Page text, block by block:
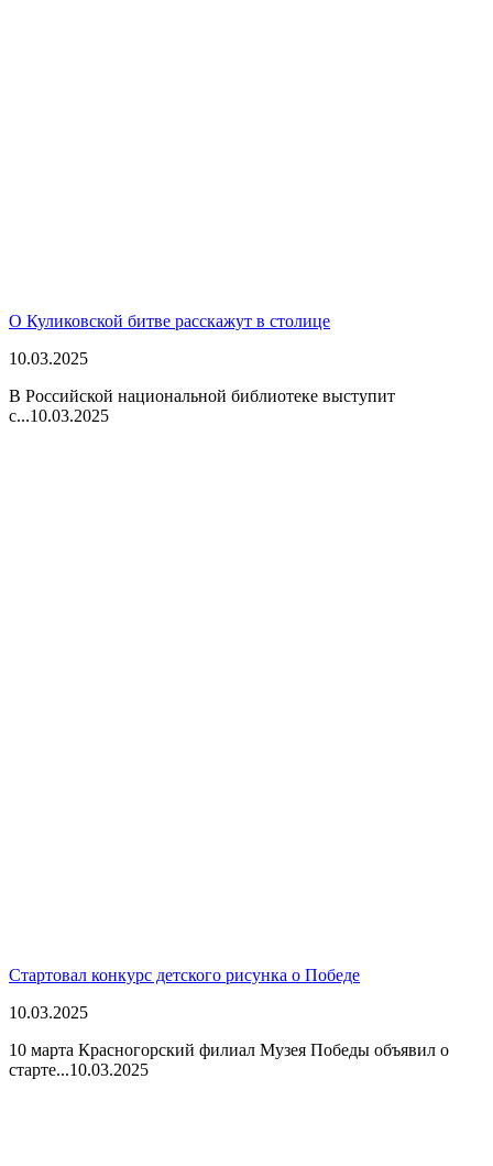
О Куликовской битве расскажут в столице
10.03.2025
В Российской национальной библиотеке выступит
с...10.03.2025
Стартовал конкурс детского рисунка о Победе
10.03.2025
10 марта Красногорский филиал Музея Победы объявил о
старте...10.03.2025